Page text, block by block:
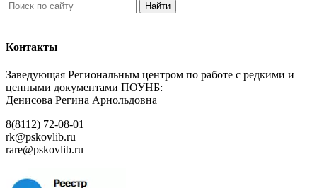
Найти
Контакты
Заведующая Региональным центром по работе с редкими и
ценными документами ПОУНБ:
Денисова Регина Арнольдовна
8(8112) 72-08-01
rk@pskovlib.ru
rare@pskovlib.ru